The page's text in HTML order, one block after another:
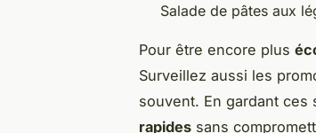
Salade de pâtes aux
Pour être encore plus
Surveillez aussi les
souvent. En gardant
rapides sans